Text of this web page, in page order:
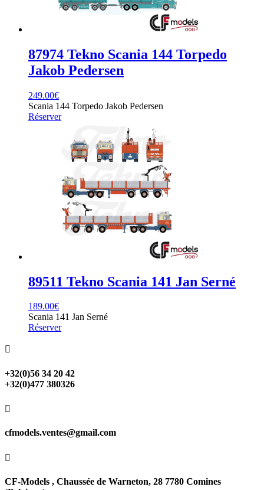
87974 Tekno Scania 144 Torpedo
Jakob Pedersen
249.00€
Scania 144 Torpedo Jakob Pedersen
Réserver
89511 Tekno Scania 141 Jan Serné
189.00€
Scania 141 Jan Serné
Réserver

+32(0)56 34 20 42
+32(0)477 380326

cfmodels.ventes@gmail.com

CF-Models , Chaussée de Warneton, 28 7780 Comines